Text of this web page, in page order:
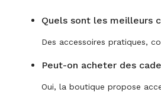
Quels sont les meilleurs
Des accessoires pratiques,
Peut-on acheter des
Oui, la boutique propose